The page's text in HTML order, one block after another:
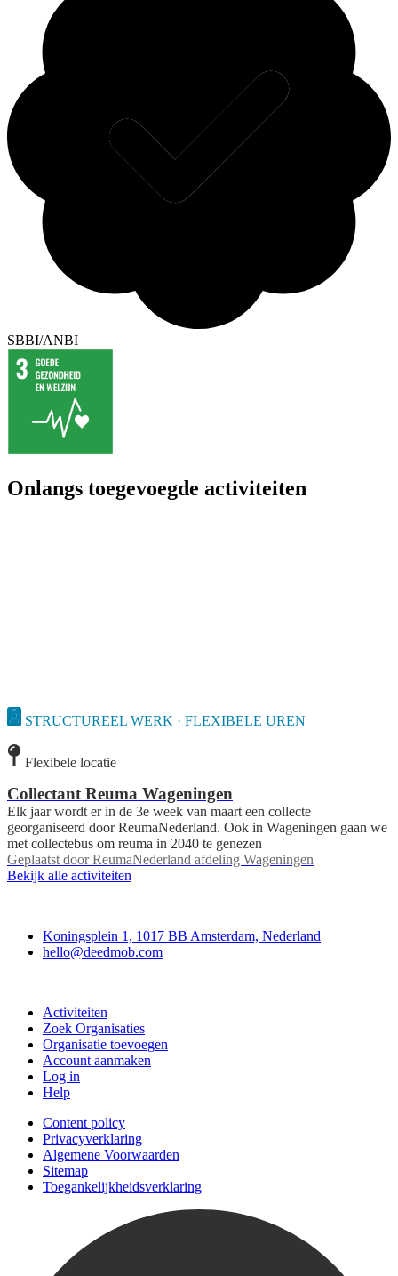
SBBI/ANBI
Onlangs toegevoegde activiteiten
STRUCTUREEL WERK · FLEXIBELE UREN
Flexibele locatie
Collectant Reuma Wageningen
Elk jaar wordt er in de 3e week van maart een collecte
georganiseerd door ReumaNederland. Ook in Wageningen gaan we
met collectebus om reuma in 2040 te genezen
Geplaatst door ReumaNederland afdeling Wageningen
Bekijk alle activiteiten
Koningsplein 1, 1017 BB Amsterdam, Nederland
hello@deedmob.com
Activiteiten
Zoek Organisaties
Organisatie toevoegen
Account aanmaken
Log in
Help
Content policy
Privacyverklaring
Algemene Voorwaarden
Sitemap
Toegankelijkheidsverklaring